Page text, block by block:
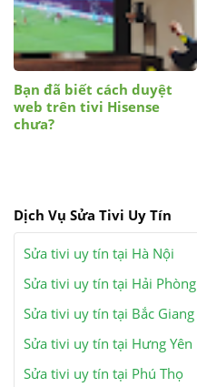
Bạn đã biết cách duyệt
web trên tivi Hisense
chưa?
Dịch Vụ Sửa Tivi Uy Tín
Sửa tivi uy tín tại Hà Nội
Sửa tivi uy tín tại Hải Phòng
Sửa tivi uy tín tại Bắc Giang
Sửa tivi uy tín tại Hưng Yên
Sửa tivi uy tín tại Phú Thọ